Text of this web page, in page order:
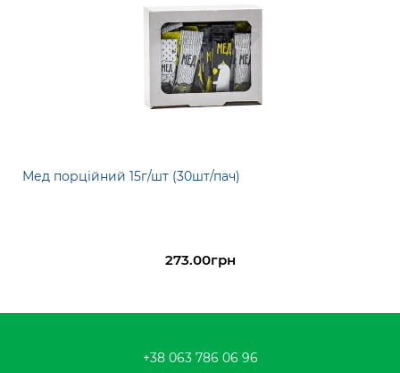
Мед порційний 15г/шт (30шт/пач)
273.00грн
+38 063 786 06 96